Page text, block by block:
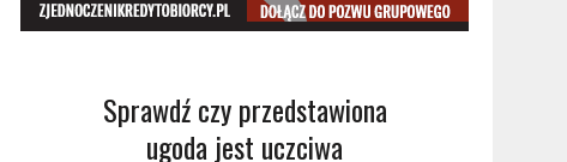
Sprawdź czy przedstawiona
ugoda jest uczciwa